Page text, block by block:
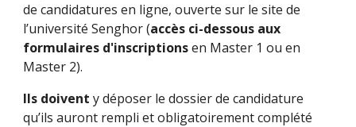
de candidatures en ligne, ouverte sur le site de
l’université Senghor (accès ci-dessous aux
formulaires d'inscriptions en Master 1 ou en
Master 2).
Ils doivent y déposer le dossier de candidature
qu’ils auront rempli et obligatoirement complété